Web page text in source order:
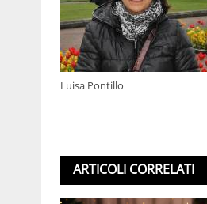
Luisa Pontillo
ARTICOLI CORRELATI